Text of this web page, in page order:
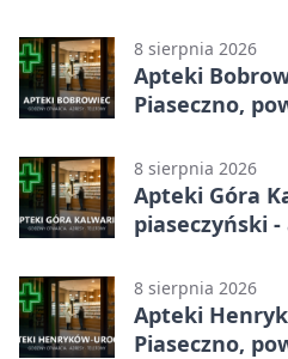
8 sierpnia 2026
Apteki
Piaseczno,
8 sierpnia 2026
Apteki Góra
piaseczyński
8 sierpnia 2026
Apteki
Piaseczno,